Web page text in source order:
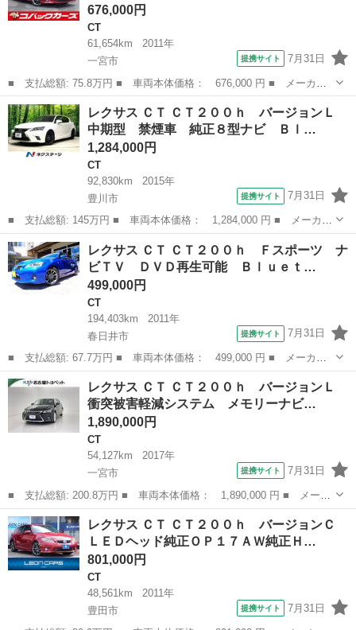
676,000円
CT
61,654km
2011年
一宮市
提携サイト 7月31日
■ 支払総額: 75.8万円 ■ 車両本体価格： 676,000 円 ■ メーカー
名： レクサス ■ 車種名： ＣＴ ■ グレード名： ＣＴ２００
ｈ バージョンＣ ナビＴＶ ＬＥＤ バックカメラ ＤＶＤ再生
純正１７アルミ...
愛知 一宮市 CT
レクサス ＣＴ ＣＴ２００ｈ バージョンＬ
中期型 禁煙車 純正８型ナビ Ｂｌ…
1,284,000円
CT
92,830km
2015年
豊川市
提携サイト 7月31日
■ 支払総額: 145万円 ■ 車両本体価格： 1,284,000 円 ■ メーカー
名： レクサス ■ 車種名： ＣＴ ■ グレード名： ＣＴ２００
ｈ バージョンＬ 中期型 禁煙車 純正８型ナビ Ｂｌｕｅｔｏｏ
ｔｈ ベージ...
愛知 豊川市 CT
レクサス ＣＴ ＣＴ２００ｈ Ｆスポーツ ナ
ビＴＶ ＤＶＤ再生可能 Ｂｌｕｅｔ…
499,000円
CT
194,403km
2011年
春日井市
提携サイト 7月31日
■ 支払総額: 67.7万円 ■ 車両本体価格： 499,000 円 ■ メーカー
名： レクサス ■ 車種名： ＣＴ ■ グレード名： ＣＴ２００
ｈ Ｆスポーツ ナビＴＶ ＤＶＤ再生可能 Ｂｌｕｅｔｏｏｔｈ
ＵＳＢ入力端子...
愛知 春日井市
レクサス ＣＴ ＣＴ２００ｈ バージョンＬ
衝突被害軽減システム メモリーナビ…
1,890,000円
CT
54,127km
2017年
一宮市
提携サイト 7月31日
■ 支払総額: 200.8万円 ■ 車両本体価格： 1,890,000 円 ■ メーカ
ー名： レクサス ■ 車種名： ＣＴ ■ グレード名： ＣＴ２００
ｈ バージョンＬ 衝突被害軽減システム メモリーナビ フルセ
グ バック...
愛知 一宮市 CT
レクサス ＣＴ ＣＴ２００ｈ バージョンＣ
ＬＥＤヘッド純正ＯＰ１７ＡＷ純正Ｈ…
801,000円
CT
48,561km
2011年
豊田市
提携サイト 7月31日